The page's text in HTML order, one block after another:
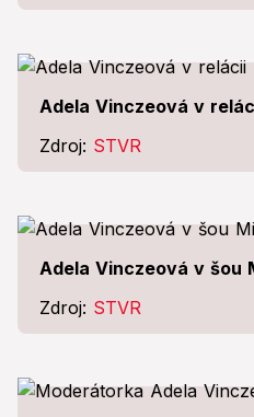
Adela Vinczeová v
Zdroj: STVR
Adela Vinczeová v šou
Zdroj: STVR